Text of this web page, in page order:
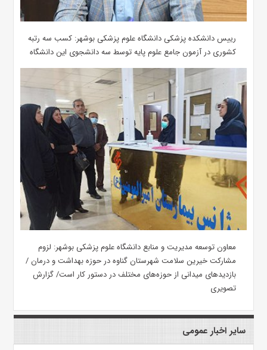
رییس دانشکده پزشکی دانشگاه علوم پزشکی بوشهر: کسب سه رتبه
کشوری در آزمون جامع علوم پایه توسط سه دانشجوی این دانشگاه
معاون توسعه مدیریت و منابع دانشگاه علوم پزشکی بوشهر: لزوم
مشارکت خیرین سلامت شهرستان گناوه در حوزه بهداشت و درمان /
بازدیدهای میدانی از حوزه‌های مختلف در دستور کار است/ گزارش
تصویری
سایر اخبار عمومی